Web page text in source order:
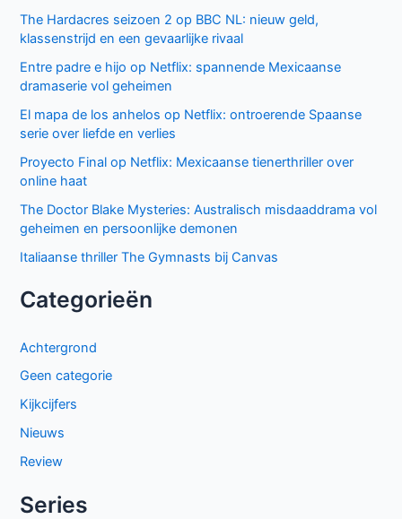
The Hardacres seizoen 2 op BBC NL: nieuw geld,
klassenstrijd en een gevaarlijke rivaal
Entre padre e hijo op Netflix: spannende Mexicaanse
dramaserie vol geheimen
El mapa de los anhelos op Netflix: ontroerende Spaanse
serie over liefde en verlies
Proyecto Final op Netflix: Mexicaanse tienerthriller over
online haat
The Doctor Blake Mysteries: Australisch misdaaddrama vol
geheimen en persoonlijke demonen
Italiaanse thriller The Gymnasts bij Canvas
Categorieën
Achtergrond
Geen categorie
Kijkcijfers
Nieuws
Review
Series